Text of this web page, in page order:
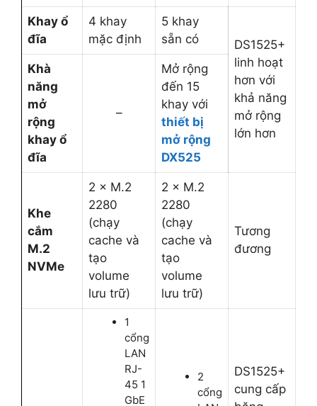
Khay ổ
đĩa
4 khay
mặc định
5 khay
sẵn có
DS1525+
linh hoạt
hơn với
khả năng
mở rộng
lớn hơn
Khà
năng
mở
rộng
khay ổ
đĩa
–
Mở rộng
đến 15
khay với
thiết bị
mở rộng
DX525
Khe
cắm
M.2
NVMe
2 × M.2
2280
(chạy
cache và
tạo
volume
lưu trữ)
2 × M.2
2280
(chạy
cache và
tạo
volume
lưu trữ)
Tương
đương
1
cổng
LAN
RJ-
45 1
GbE
2
cổng
DS1525+
cung cấp